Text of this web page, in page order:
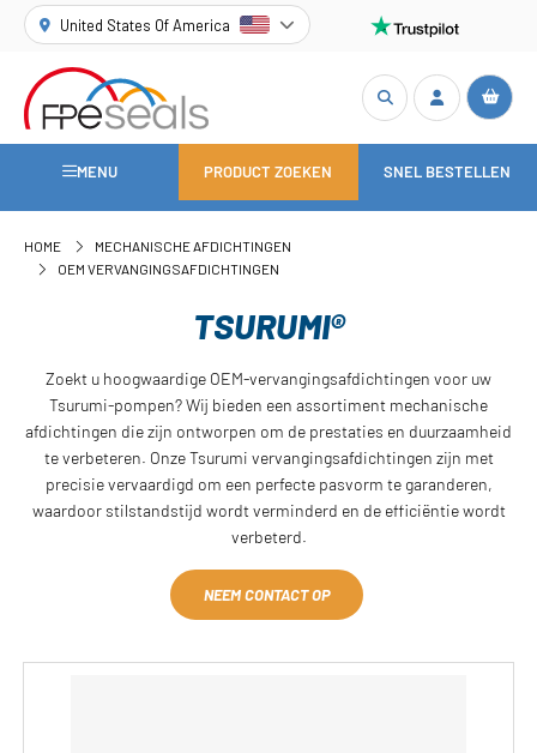
United States Of America
MENU PRODUCT ZOEKEN SNEL BESTELLEN
HOME
MECHANISCHE AFDICHTINGEN
OEM VERVANGINGSAFDICHTINGEN
TSURUMI®
Zoekt u hoogwaardige OEM-vervangingsafdichtingen voor uw
Tsurumi-pompen? Wij bieden een assortiment mechanische
afdichtingen die zijn ontworpen om de prestaties en duurzaamheid
te verbeteren. Onze Tsurumi vervangingsafdichtingen zijn met
precisie vervaardigd om een perfecte pasvorm te garanderen,
waardoor stilstandstijd wordt verminderd en de efficiëntie wordt
verbeterd.
NEEM CONTACT OP